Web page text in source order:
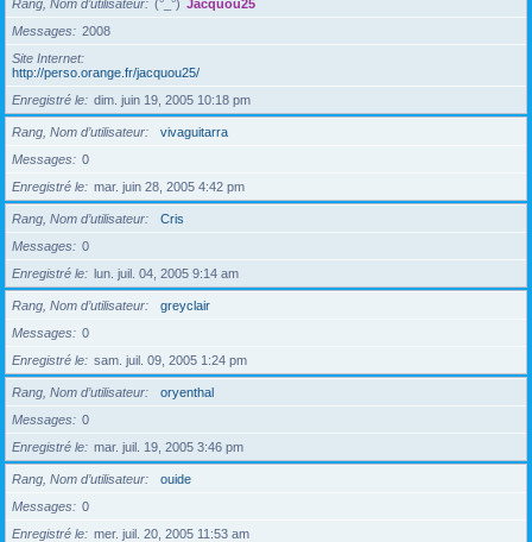
Rang, Nom d’utilisateur (°_°) Jacquou25
Messages
2008
Site Internet
http://perso.orange.fr/jacquou25/
Enregistré le
dim. juin 19, 2005 10:18 pm
Rang, Nom d’utilisateur
vivaguitarra
Messages
0
Enregistré le
mar. juin 28, 2005 4:42 pm
Rang, Nom d’utilisateur
Cris
Messages
0
Enregistré le
lun. juil. 04, 2005 9:14 am
Rang, Nom d’utilisateur
greyclair
Messages
0
Enregistré le
sam. juil. 09, 2005 1:24 pm
Rang, Nom d’utilisateur
oryenthal
Messages
0
Enregistré le
mar. juil. 19, 2005 3:46 pm
Rang, Nom d’utilisateur
ouide
Messages
0
Enregistré le
mer. juil. 20, 2005 11:53 am